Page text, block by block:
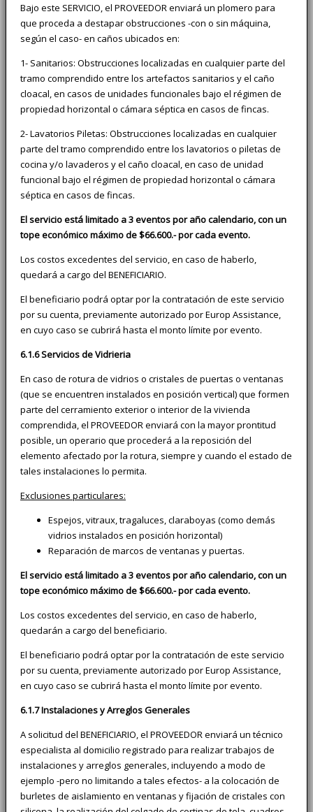
Bajo este SERVICIO, el PROVEEDOR enviará un plomero para
que proceda a destapar obstrucciones -con o sin máquina,
según el caso- en caños ubicados en:
1- Sanitarios: Obstrucciones localizadas en cualquier parte del
tramo comprendido entre los artefactos sanitarios y el caño
cloacal, en casos de unidades funcionales bajo el régimen de
propiedad horizontal o cámara séptica en casos de fincas.
2- Lavatorios Piletas: Obstrucciones localizadas en cualquier
parte del tramo comprendido entre los lavatorios o piletas de
cocina y/o lavaderos y el caño cloacal, en caso de unidad
funcional bajo el régimen de propiedad horizontal o cámara
séptica en casos de fincas.
El servicio está limitado a 3 eventos por año calendario, con un
tope económico máximo de $66.600.- por cada evento.
Los costos excedentes del servicio, en caso de haberlo,
quedará a cargo del BENEFICIARIO.
El beneficiario podrá optar por la contratación de este servicio
por su cuenta, previamente autorizado por Europ Assistance,
en cuyo caso se cubrirá hasta el monto límite por evento.
6.1.6 Servicios de Vidrieria
En caso de rotura de vidrios o cristales de puertas o ventanas
(que se encuentren instalados en posición vertical) que formen
parte del cerramiento exterior o interior de la vivienda
comprendida, el PROVEEDOR enviará con la mayor prontitud
posible, un operario que procederá a la reposición del
elemento afectado por la rotura, siempre y cuando el estado de
tales instalaciones lo permita.
Exclusiones particulares:
Espejos, vitraux, tragaluces, claraboyas (como demás
vidrios instalados en posición horizontal)
Reparación de marcos de ventanas y puertas.
El servicio está limitado a 3 eventos por año calendario, con un
tope económico máximo de $66.600.- por cada evento.
Los costos excedentes del servicio, en caso de haberlo,
quedarán a cargo del beneficiario.
El beneficiario podrá optar por la contratación de este servicio
por su cuenta, previamente autorizado por Europ Assistance,
en cuyo caso se cubrirá hasta el monto límite por evento.
6.1.7 Instalaciones y Arreglos Generales
A solicitud del BENEFICIARIO, el PROVEEDOR enviará un técnico
especialista al domicilio registrado para realizar trabajos de
instalaciones y arreglos generales, incluyendo a modo de
ejemplo -pero no limitando a tales efectos- a la colocación de
burletes de aislamiento en ventanas y fijación de cristales con